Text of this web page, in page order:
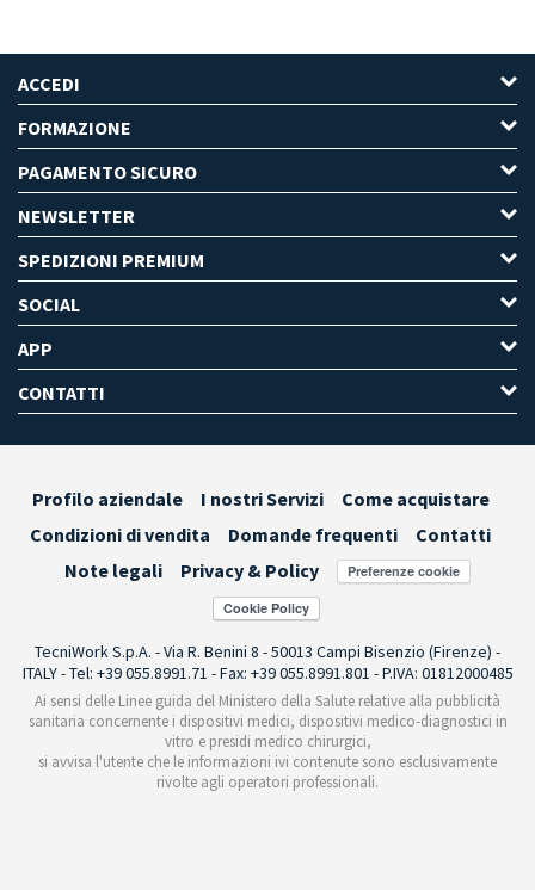
ACCEDI
FORMAZIONE
PAGAMENTO SICURO
NEWSLETTER
SPEDIZIONI PREMIUM
SOCIAL
APP
CONTATTI
Profilo aziendale I nostri Servizi
Come acquistare
Condizioni di vendita
Domande frequenti
Contatti
Note legali
Privacy & Policy Preferenze cookie
TecniWork S.p.A. - Via R. Benini 8 - 50013 Campi Bisenzio (Firenze) -
ITALY - Tel: +39 055.8991.71 - Fax: +39 055.8991.801 - P.IVA: 01812000485
Ai sensi delle Linee guida del Ministero della Salute relative alla pubblicità
sanitaria concernente i dispositivi medici, dispositivi medico-diagnostici in
vitro e presidi medico chirurgici,
si avvisa l'utente che le informazioni ivi contenute sono esclusivamente
rivolte agli operatori professionali.